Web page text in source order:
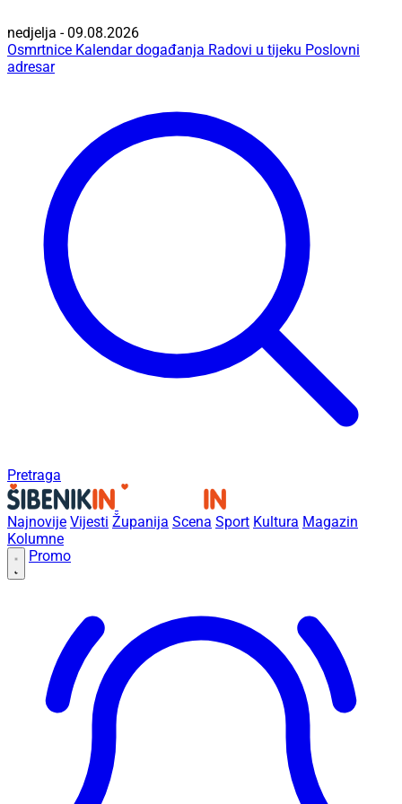
nedjelja - 09.08.2026
Osmrtnice Kalendar događanja Radovi u tijeku Poslovni
adresar
Pretraga
Najnovije Vijesti Županija Scena Sport Kultura Magazin
Kolumne
Promo